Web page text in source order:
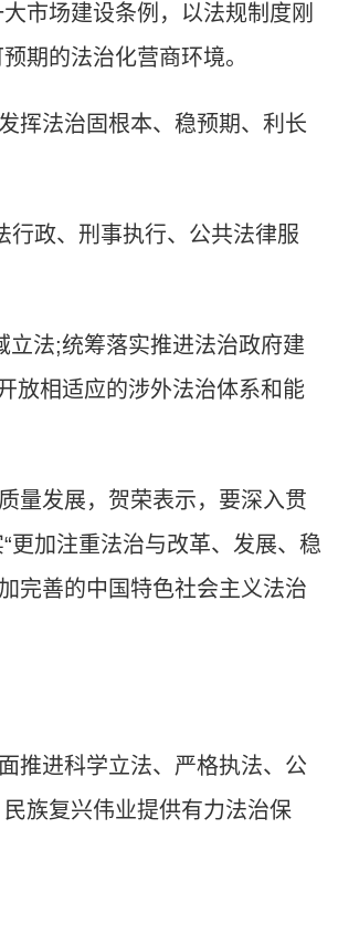
市场建设条例，以法规制度刚
期的法治化营商环境。
挥法治固根本、稳预期、利长
政、刑事执行、公共法律服
法;统筹落实推进法治政府建
放相适应的涉外法治体系和能
量发展，贺荣表示，要深入贯
更加注重法治与改革、发展、稳
完善的中国特色社会主义法治
推进科学立法、严格执法、公
族复兴伟业提供有力法治保